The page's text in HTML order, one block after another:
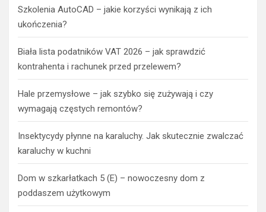
Szkolenia AutoCAD – jakie korzyści wynikają z ich
ukończenia?
Biała lista podatników VAT 2026 – jak sprawdzić
kontrahenta i rachunek przed przelewem?
Hale przemysłowe – jak szybko się zużywają i czy
wymagają częstych remontów?
Insektycydy płynne na karaluchy. Jak skutecznie zwalczać
karaluchy w kuchni
Dom w szkarłatkach 5 (E) – nowoczesny dom z
poddaszem użytkowym